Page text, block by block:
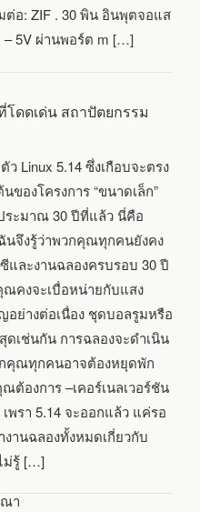
ต่อ: ZIF . 30 พิน อินพุตจอแส
– 5V ผ่านพอร์ต m […]
โดดเด่น สถาปัตยกรรม
ว Linux 5.14 ซึ่งเกือบจะตรง
ของโครงการ “ขนาดเล็ก”
ระมาณ 30 ปีที่แล้ว นี่คือ
นจึงรู้ว่าพวกคุณทุกคนยังคง
ละงานฉลองครบรอบ 30 ปี
คงจะเบื่อหน่ายกับแสง
ย่างต่อเนื่อง ชุดบอลรูมหรือ
เช่นกัน การฉลองจะดำเนิน
คุณทุกคนอาจต้องหยุดพัก
องการ –เคอร์เนลเวอร์ชัน
รา 5.14 จะออกแล้ว แค่รอ
งานฉลองทั้งหมดเกี่ยวกับ
ม่รู้ […]
า